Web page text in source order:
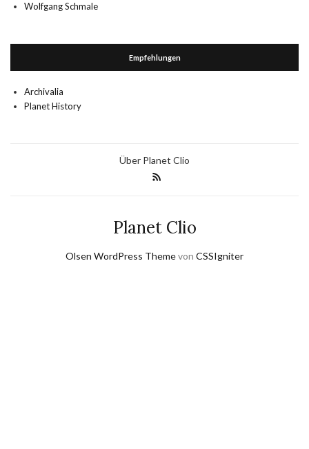
Wolfgang Schmale
Empfehlungen
Archivalia
Planet History
Über Planet Clio
Planet Clio
Olsen WordPress Themevon CSSIgniter